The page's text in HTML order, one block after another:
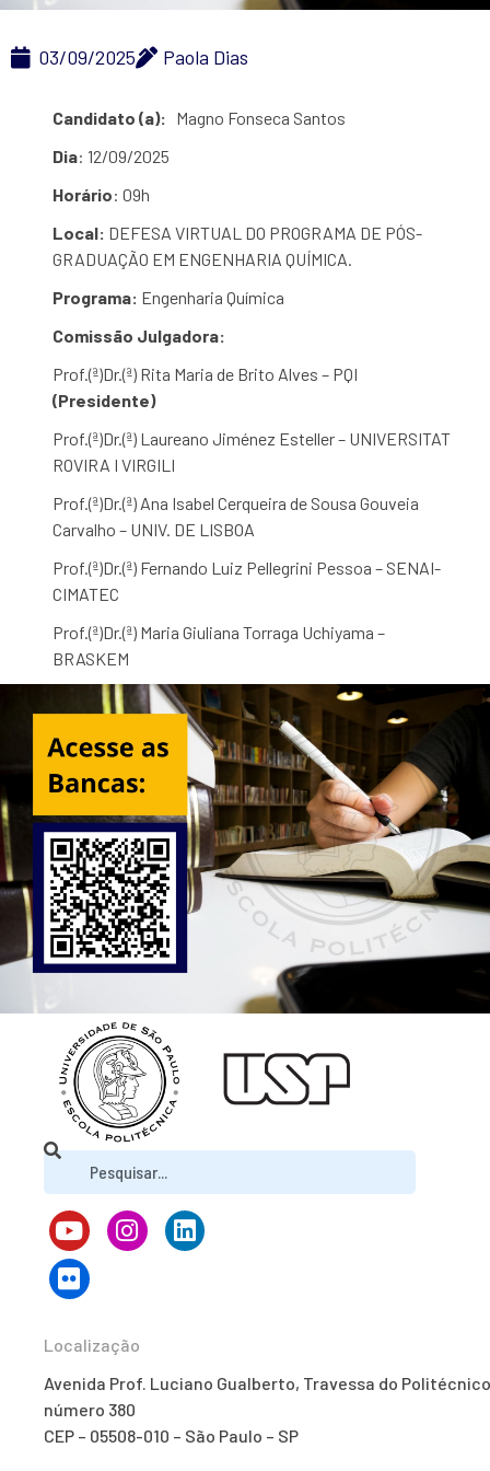
03/09/2025 Paola Dias
Candidato (a):
Magno Fonseca Santos
Dia: 12/09/2025
Horário: 09h
Local: DEFESA VIRTUAL DO PROGRAMA DE PÓS-
GRADUAÇÃO EM ENGENHARIA QUÍMICA.
Programa: Engenharia Química
Comissão Julgadora:
Prof.(ª)Dr.(ª) Rita Maria de Brito Alves – PQI
(Presidente)
Prof.(ª)Dr.(ª) Laureano Jiménez Esteller– UNIVERSITAT
ROVIRA I VIRGILI
Prof.(ª)Dr.(ª) Ana Isabel Cerqueira de Sousa Gouveia
Carvalho – UNIV. DE LISBOA
Prof.(ª)Dr.(ª) Fernando Luiz Pellegrini Pessoa– SENAI-
CIMATEC
Prof.(ª)Dr.(ª) Maria Giuliana Torraga Uchiyama–
BRASKEM
Localização
Avenida Prof. Luciano Gualberto, Travessa do
número 380
CEP – 05508-010 – São Paulo – SP